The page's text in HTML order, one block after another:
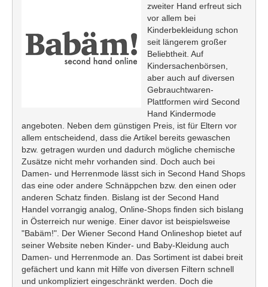
zweiter Hand erfreut sich
vor allem bei
Kinderbekleidung schon
seit längerem großer
Beliebtheit. Auf
Kindersachenbörsen,
aber auch auf diversen
Gebrauchtwaren-
Plattformen wird Second
Hand Kindermode
angeboten. Neben dem günstigen Preis, ist für Eltern vor
allem entscheidend, dass die Artikel bereits gewaschen
bzw. getragen wurden und dadurch mögliche chemische
Zusätze nicht mehr vorhanden sind. Doch auch bei
Damen- und Herrenmode lässt sich in Second Hand Shops
das eine oder andere Schnäppchen bzw. den einen oder
anderen Schatz finden. Bislang ist der Second Hand
Handel vorrangig analog, Online-Shops finden sich bislang
in Österreich nur wenige. Einer davor ist beispielsweise
"Babäm!". Der Wiener Second Hand Onlineshop bietet auf
seiner Website neben Kinder- und Baby-Kleidung auch
Damen- und Herrenmode an. Das Sortiment ist dabei breit
gefächert und kann mit Hilfe von diversen Filtern schnell
und unkompliziert eingeschränkt werden. Doch die